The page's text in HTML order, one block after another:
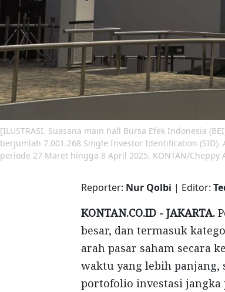
[ILUSTRASI. Suasana main hall Bursa Efek Indonesia
berjumlah 7.001.268 Single Investor Identification
periode 27 Maret hingga 8 April 2025. KONTAN/Cheppy
Reporter: Nur Qolbi | Editor:
KONTAN.CO.ID - JAKARTA.
besar, dan termasuk
arah pasar saham secara
waktu yang lebih panjang,
portofolio investasi jangka